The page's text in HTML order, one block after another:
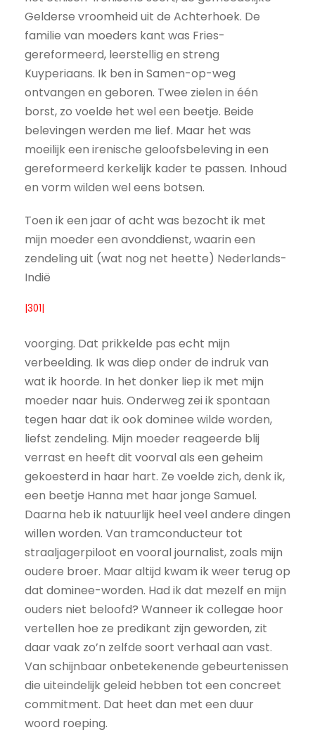
Gelderse vroomheid uit de Achterhoek. De
familie van moeders kant was Fries-
gereformeerd, leerstellig en streng
Kuyperiaans. Ik ben in Samen-op-weg
ontvangen en geboren. Twee zielen in één
borst, zo voelde het wel een beetje. Beide
belevingen werden me lief. Maar het was
moeilijk een irenische geloofsbeleving in een
gereformeerd kerkelijk kader te passen. Inhoud
en vorm wilden wel eens botsen.
Toen ik een jaar of acht was bezocht ik met
mijn moeder een avonddienst, waarin een
zendeling uit (wat nog net heette) Nederlands-
Indië
|301|
voorging. Dat prikkelde pas echt mijn
verbeelding. Ik was diep onder de indruk van
wat ik hoorde. In het donker liep ik met mijn
moeder naar huis. Onderweg zei ik spontaan
tegen haar dat ik ook dominee wilde worden,
liefst zendeling. Mijn moeder reageerde blij
verrast en heeft dit voorval als een geheim
gekoesterd in haar hart. Ze voelde zich, denk ik,
een beetje Hanna met haar jonge Samuel.
Daarna heb ik natuurlijk heel veel andere dingen
willen worden. Van tramconducteur tot
straaljagerpiloot en vooral journalist, zoals mijn
oudere broer. Maar altijd kwam ik weer terug op
dat dominee-worden. Had ik dat mezelf en mijn
ouders niet beloofd? Wanneer ik collegae hoor
vertellen hoe ze predikant zijn geworden, zit
daar vaak zo’n zelfde soort verhaal aan vast.
Van schijnbaar onbetekenende gebeurtenissen
die uiteindelijk geleid hebben tot een concreet
commitment. Dat heet dan met een duur
woord roeping.